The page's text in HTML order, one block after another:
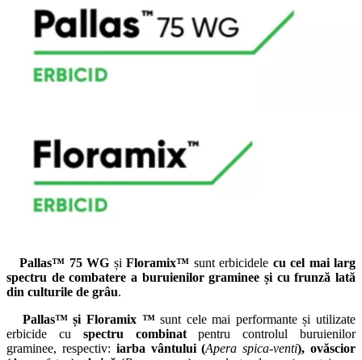
Pallas™ 75 WG șiFloramix™ sunt erbicidele cu cel mai larg
spectru de combatere a buruienilor graminee și cu frunză lată
din culturile de grâu.
Pallas™ și Floramix ™sunt cele mai performante și utilizate
erbicide cu spectru combinatpentru controlul buruienilor
graminee, respectiv: iarba vântului (Apera spica-venti), ovăscior